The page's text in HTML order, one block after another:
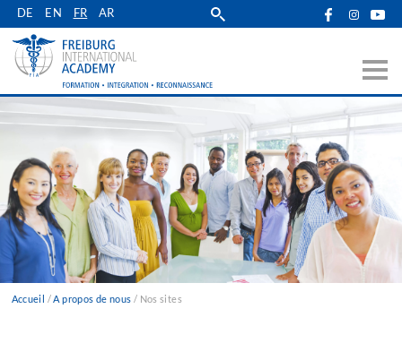
Skip
main
navigation
DE EN FR AR
Accueil A propos de nous Nos sites